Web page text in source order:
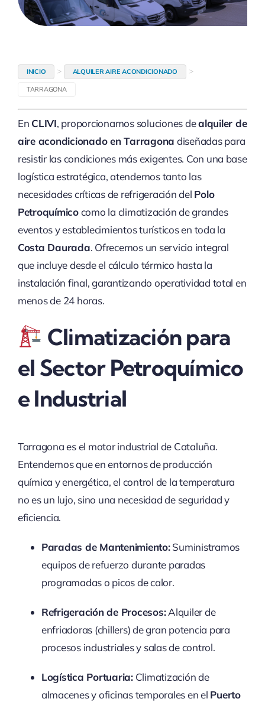
INICIO > ALQUILER AIRE ACONDICIONADO >
TARRAGONA
En CLIVI, proporcionamos soluciones dealquiler de
aire acondicionado en Tarragona diseñadas para
resistir las condiciones más exigentes. Con una base
logística estratégica, atendemos tanto las
necesidades críticas de refrigeración del Polo
Petroquímicocomo la climatización de grandes
eventos y establecimientos turísticos en toda la
Costa Daurada. Ofrecemos un servicio integral
que incluye desde el cálculo térmico hasta la
instalación final, garantizando operatividad total en
menos de 24 horas.
Climatización para
el Sector Petroquímico
e Industrial
Tarragona es el motor industrial de Cataluña.
Entendemos que en entornos de producción
química y energética, el control de la temperatura
no es un lujo, sino una necesidad de seguridad y
eficiencia.
Paradas de Mantenimiento:Suministramos
equipos de refuerzo durante paradas
programadas o picos de calor.
Refrigeración de Procesos:Alquiler de
enfriadoras (chillers) de gran potencia para
procesos industriales y salas de control.
Logística Portuaria:Climatización de
almacenes y oficinas temporales en el Puerto